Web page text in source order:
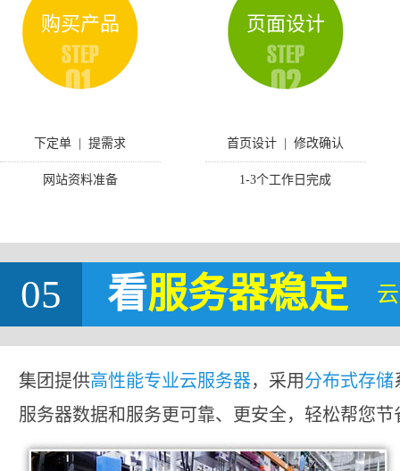
购买产品
下定单 | 提需求
网站资料准备
页面设计
首页设计 | 修改确认
1-3个工作日完成
05 看服务器稳定
集团提供高性能专业云服务器，采用分布式存储
服务器数据和服务更可靠、更安全，轻松帮您节